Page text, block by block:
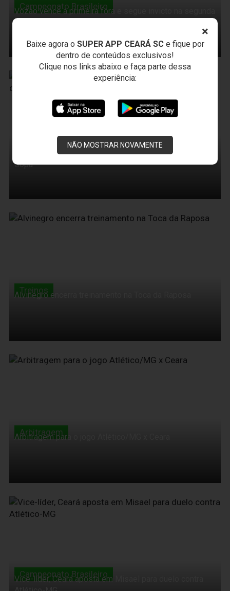
×
Baixe agora o SUPER APP CEARÁ SCe fique por
dentro de conteúdos exclusivos!
Clique nos links abaixo e faça parte dessa
experiência:
NÃO MOSTRAR NOVAMENTE
Campeonato Brasileiro
Vozão vence a primeira fora e segue invicto na segunda
colocação
Campeonato Brasileiro
Alvinegros querem manter a invencibilidade antes da
Copa
05 de Junho de 2010
Treinos
Alvinegro encerra treinamento na Toca da Raposa
05 de Junho de 2010
Arbitragem
Arbitragem para o jogo Atlético/MG x Ceara
04 de Junho de 2010
Campeonato Brasileiro
Vice-líder, Ceará aposta em Misael para duelo contra